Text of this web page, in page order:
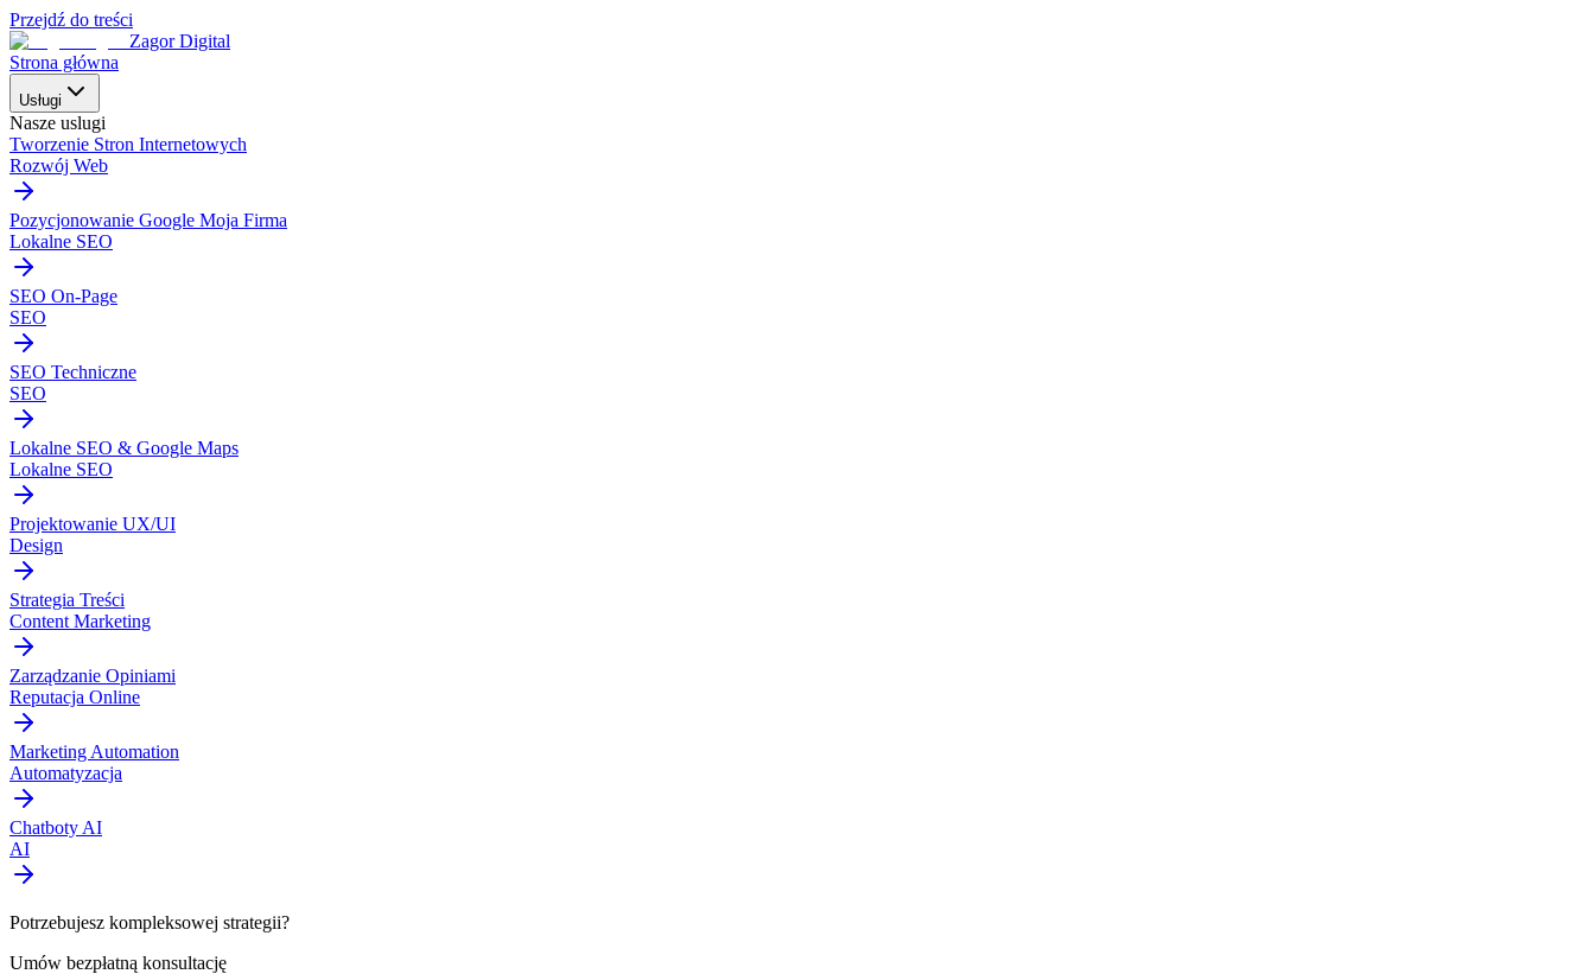
Przejdź do treści
Zagor Digital
Strona główna
Usługi
Nasze uslugi
Tworzenie Stron Internetowych
Rozwój Web
Pozycjonowanie Google Moja Firma
Lokalne SEO
SEO On-Page
SEO
SEO Techniczne
SEO
Lokalne SEO & Google Maps
Lokalne SEO
Projektowanie UX/UI
Design
Strategia Treści
Content Marketing
Zarządzanie Opiniami
Reputacja Online
Marketing Automation
Automatyzacja
Chatboty AI
AI
Potrzebujesz kompleksowej strategii?
Umów bezpłatną konsultację